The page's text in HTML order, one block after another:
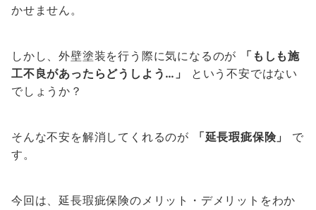
かせません。
しかし、外壁塗装を行う際に気になるのが
「もしも施
工不良があったらどうしよう…」
という不安ではない
でしょうか？
そんな不安を解消してくれるのが 「延長瑕疵保険」
で
す。
今回は、延長瑕疵保険のメリット・デメリットをわか